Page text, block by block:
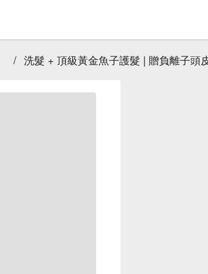
/ 洗髮 + 頂級黃金魚子護髮 | 贈負離子頭